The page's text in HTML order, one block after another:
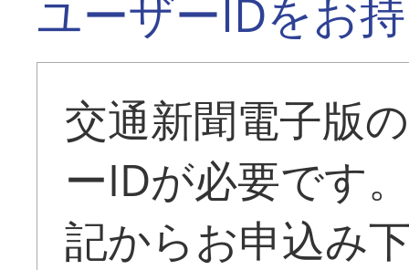
ユーザーIDをお
交通新聞電子版
ーIDが必要です
記からお申込み